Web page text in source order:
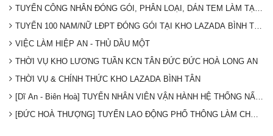
TUYỂN CÔNG NHÂN ĐÓNG GÓI, PHÂN LOẠI, DÁN TEM LÀM TẠI
TUYỂN 100 NAM/NỮ LĐPT ĐÓNG GÓI TẠI KHO LAZADA BÌNH TÂN
VIỆC LÀM HIỆP AN - THỦ DẦU MỘT
THỜI VỤ KHO LƯƠNG TUẦN KCN TÂN ĐỨC ĐỨC HOÀ LONG AN
THỜI VỤ & CHÍNH THỨC KHO LAZADA BÌNH TÂN
[Dĩ An - Biên Hoà] TUYỂN NHÂN VIÊN VẬN HÀNH HỆ THỐNG NẤU
[ĐỨC HOÀ THƯỢNG] TUYỂN LAO ĐỘNG PHỔ THÔNG LÀM CHO